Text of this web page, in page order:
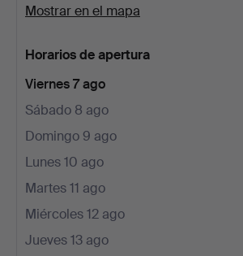
Mostrar en el mapa
Horarios de apertura
Viernes 7 ago
Sábado 8 ago
Domingo 9 ago
Lunes 10 ago
Martes 11 ago
Miércoles 12 ago
Jueves 13 ago